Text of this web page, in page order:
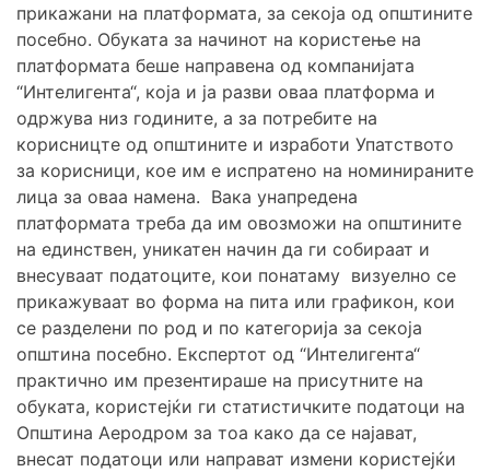
прикажани на платформата, за секоја од општините
посебно. Обуката за начинот на користење на
платформата беше направена од компанијата
“Интелигента“, која и ја разви оваа платформа и
одржува низ годините, а за потребите на
корисницте од општините и изработи Упатството
за корисници, кое им е испратено на номинираните
лица за оваа намена. Вака унапредена
платформата треба да им овозможи на општините
на единствен, уникатен начин да ги собираат и
внесуваат податоците, кои понатаму визуелно се
прикажуваат во форма на пита или графикон, кои
се разделени по род и по категорија за секоја
општина посебно. Експертот од “Интелигента“
практично им презентираше на присутните на
обуката, користејќи ги статистичките податоци на
Општина Аеродром за тоа како да се најават,
внесат податоци или направат измени користејќи